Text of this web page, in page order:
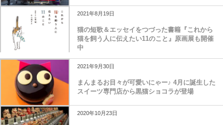
2021年8月19日
猫の短歌＆エッセイをつづった書籍『これから
猫を飼う人に伝えたい11のこと』原画展も開催
中
2021年9月30日
まんまるお目々が可愛いにゃー♪ 4月に誕生した
スイーツ専門店から黒猫ショコラが登場
2020年10月23日